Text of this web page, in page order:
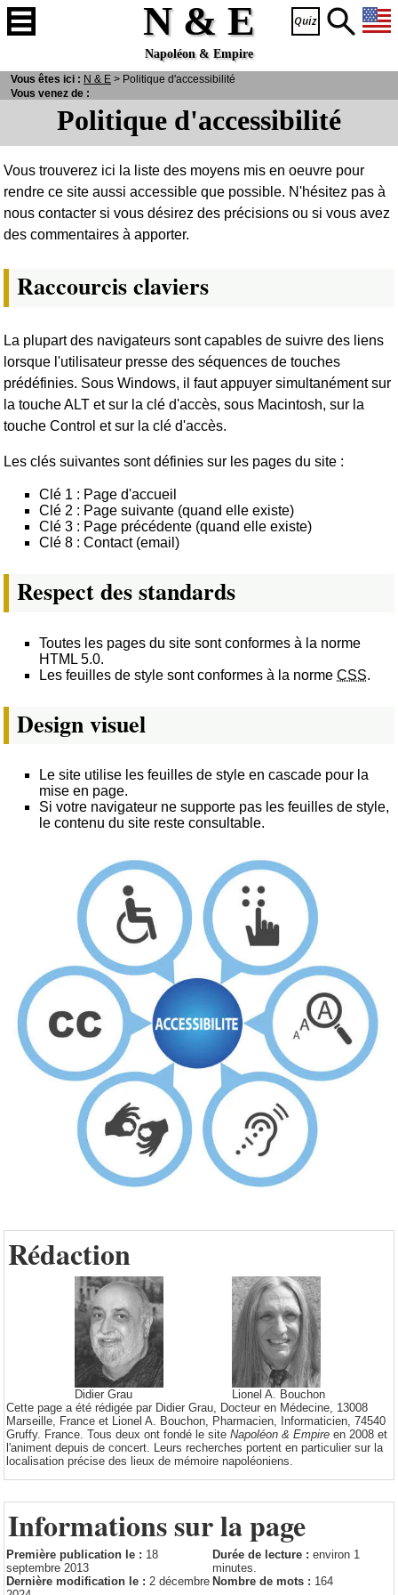
N & E
Napoléon & Empire
Politique d'accessibilité
Vous trouverez ici la liste des moyens mis en oeuvre pour
rendre ce site aussi accessible que possible. N'hésitez pas à
nous contacter si vous désirez des précisions ou si vous avez
des commentaires à apporter.
Raccourcis claviers
La plupart des navigateurs sont capables de suivre des liens
lorsque l'utilisateur presse des séquences de touches
prédéfinies. Sous Windows, il faut appuyer simultanément sur
la touche ALT et sur la clé d'accès, sous Macintosh, sur la
touche Control et sur la clé d'accès.
Les clés suivantes sont définies sur les pages du site :
Clé 1 : Page d'accueil
Clé 2 : Page suivante (quand elle existe)
Clé 3 : Page précédente (quand elle existe)
Clé 8 : Contact (email)
Respect des standards
Toutes les pages du site sont conformes à la norme
HTML 5.0.
Les feuilles de style sont conformes à la norme CSS.
Design visuel
Le site utilise les feuilles de style en cascade pour la
mise en page.
Si votre navigateur ne supporte pas les feuilles de style,
le contenu du site reste consultable.
Rédaction
Didier Grau
Lionel A. Bouchon
Cette page a été rédigée par Didier Grau, Docteur en Médecine, 13008
Marseille, France et Lionel A. Bouchon, Pharmacien, Informaticien, 74540
Gruffy. France. Tous deux ont fondé le site Napoléon & Empire en 2008 et
l'animent depuis de concert. Leurs recherches portent en particulier sur la
localisation précise des lieux de mémoire napoléoniens.
Informations sur la page
Première publication le : 18
septembre 2013
Durée de lecture : environ 1
minutes.
Dernière modification le : 2 décembre Nombre de mots : 164
Vous êtes ici : N & E > Politique d'accessibilité
Vous venez de :